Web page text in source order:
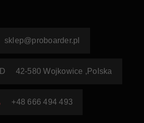
sklep@proboarder.pl
42-580 Wojkowice , Polska
+48 666 494 493